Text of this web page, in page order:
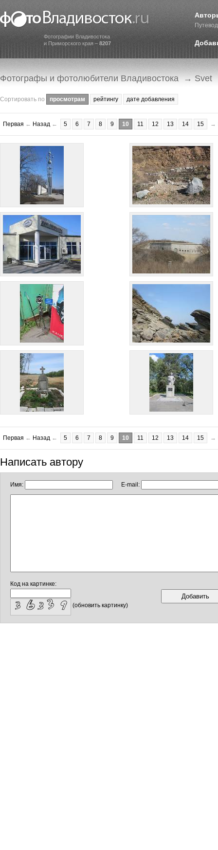
Фотографии Владивостока
и Приморского края – 8207
Фотографы и фотолюбители Владивостока → Svet
Сортировать по просмотрам рейтингу дате добавления
Первая ← Назад ← 5 6 7 8 9 10 11 12 13 14 15 →
Первая ← Назад ← 5 6 7 8 9 10 11 12 13 14 15 →
Написать автору
Имя: E-mail:
Код на картинке:
(обновить картинку)